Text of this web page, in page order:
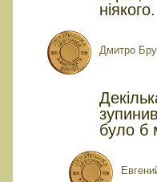
ніякого.
Дмитро
було б